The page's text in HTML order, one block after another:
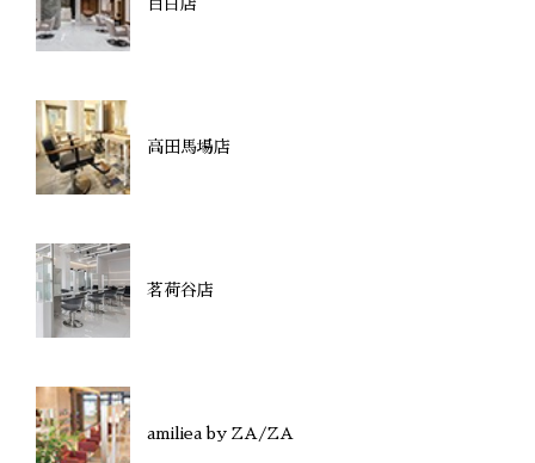
目白店
高田馬場店
茗荷谷店
amiliea by ZA/ZA